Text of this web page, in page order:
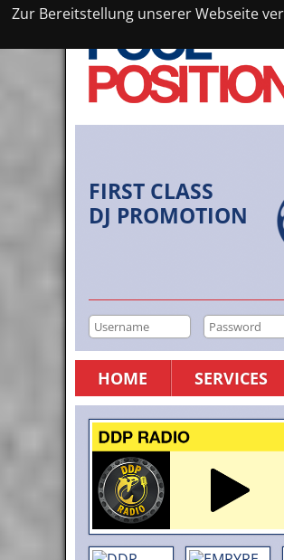
Zur Bereitstellung unserer Webseite
FIRST CLASS
DJ PROMOTION
HOME SERVICES